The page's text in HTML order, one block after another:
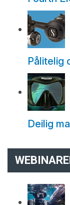
Pålitelig
Deilig